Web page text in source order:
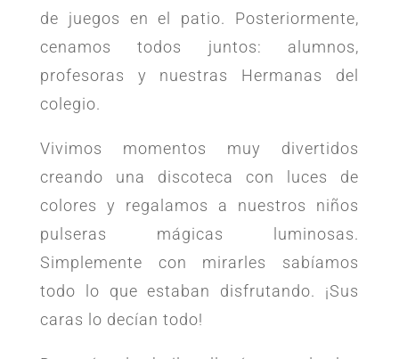
de juegos en el patio. Posteriormente,
cenamos todos juntos: alumnos,
profesoras y nuestras Hermanas del
colegio.
Vivimos momentos muy divertidos
creando una discoteca con luces de
colores y regalamos a nuestros niños
pulseras mágicas luminosas.
Simplemente con mirarles sabíamos
todo lo que estaban disfrutando. ¡Sus
caras lo decían todo!